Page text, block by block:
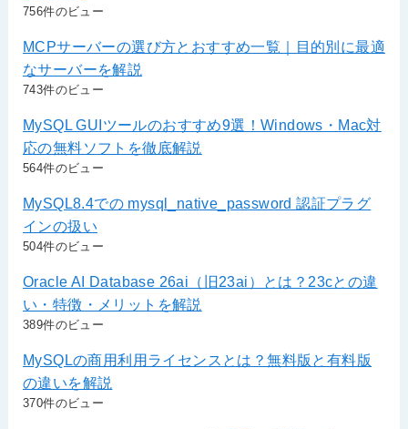
756件のビュー
MCPサーバーの選び方とおすすめ一覧｜目的別に最適
なサーバーを解説
743件のビュー
MySQL GUIツールのおすすめ9選！Windows・Mac対
応の無料ソフトを徹底解説
564件のビュー
MySQL8.4での mysql_native_password 認証プラグ
インの扱い
504件のビュー
Oracle AI Database 26ai（旧23ai）とは？23cとの違
い・特徴・メリットを解説
389件のビュー
MySQLの商用利用ライセンスとは？無料版と有料版
の違いを解説
370件のビュー